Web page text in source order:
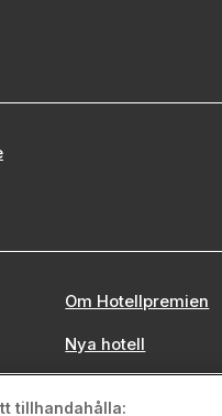
Om Hotellpremien
Nya hotell
tillhandahålla: